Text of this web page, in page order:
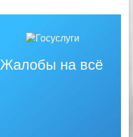
Жалобы на всё